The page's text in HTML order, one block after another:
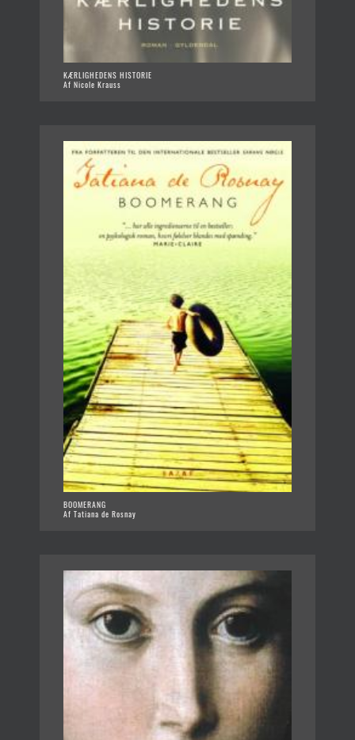
KÆRLIGHEDENS HISTORIE
Af Nicole Krauss
BOOMERANG
Af Tatiana de Rosnay